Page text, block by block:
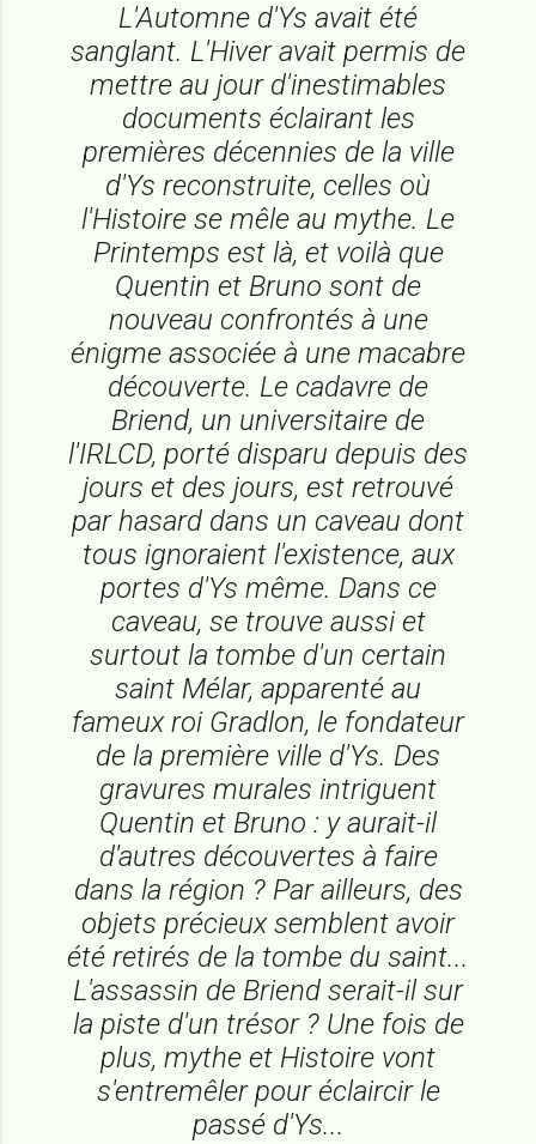
L'Automne d'Ys avait été
sanglant. L'Hiver avait permis de
mettre au jour d'inestimables
documents éclairant les
premières décennies de la ville
d'Ys reconstruite, celles où
l'Histoire se mêle au mythe. Le
Printemps est là, et voilà que
Quentin et Bruno sont de
nouveau confrontés à une
énigme associée à une macabre
découverte. Le cadavre de
Briend, un universitaire de
l'IRLCD, porté disparu depuis des
jours et des jours, est retrouvé
par hasard dans un caveau dont
tous ignoraient l'existence, aux
portes d'Ys même. Dans ce
caveau, se trouve aussi et
surtout la tombe d'un certain
saint Mélar, apparenté au
fameux roi Gradlon, le fondateur
de la première ville d'Ys. Des
gravures murales intriguent
Quentin et Bruno : y aurait-il
d'autres découvertes à faire
dans la région ? Par ailleurs, des
objets précieux semblent avoir
été retirés de la tombe du saint...
L'assassin de Briend serait-il sur
la piste d'un trésor ? Une fois de
plus, mythe et Histoire vont
s'entremêler pour éclaircir le
passé d'Ys...